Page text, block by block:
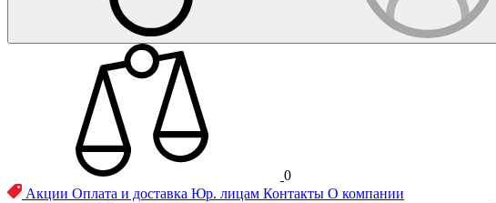
0
Акции Оплата и доставка Юр. лицам Контакты О компании